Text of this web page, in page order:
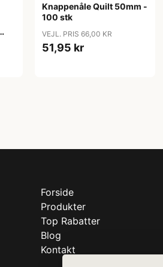
Knappenåle Quilt 50mm -
100 stk
VEJL. PRIS 66,00 KR
51,95 kr
Forside
Produkter
Top Rabatter
Blog
Kontakt